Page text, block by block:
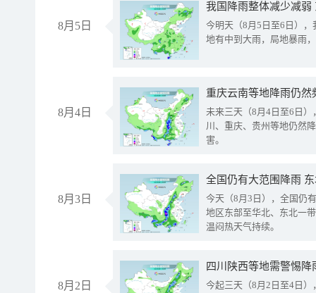
8月5日
我国降雨整体减少减弱
今明天（8月5日至6日）
地有中到大雨，局地暴雨
8月4日
重庆云南等地降雨仍然
未来三天（8月4日至6日
川、重庆、贵州等地仍然
害。
8月3日
全国仍有大范围降雨
今天（8月3日），全国仍
地区东部至华北、东北一
温闷热天气持续。
8月2日
今起三天（8月2日至4日